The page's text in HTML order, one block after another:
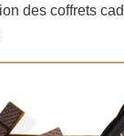
des coffrets